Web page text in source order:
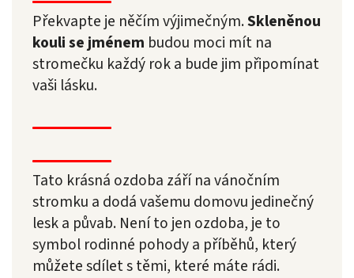
Překvapte je něčím výjimečným.Skleněnou
kouli se jménem budou moci mít na
stromečku každý rok a bude jim připomínat
vaši lásku.
Tato krásná ozdoba září na vánočním
stromku a dodá vašemu domovu jedinečný
lesk a půvab. Není to jen ozdoba, je to
symbol rodinné pohody a příběhů, který
můžete sdílet s těmi, které máte rádi.